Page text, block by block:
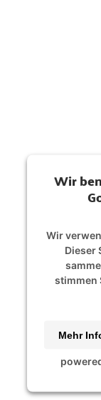
Wir
Wir
Dieser
stimmen
Mehr